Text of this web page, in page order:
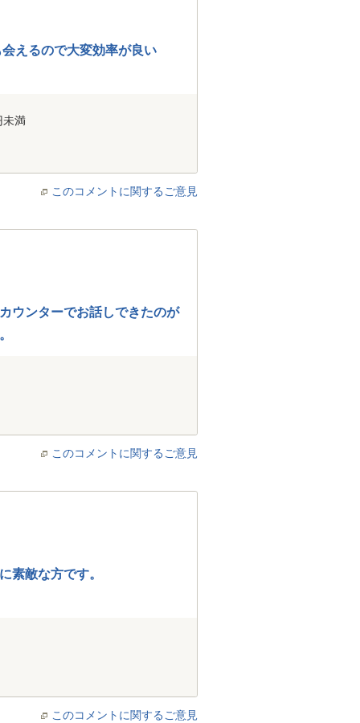
えるので大変効率が良い
未満
このコメントに関するご意見
ウンターでお話しできたのが
このコメントに関するご意見
素敵な方です。
このコメントに関するご意見